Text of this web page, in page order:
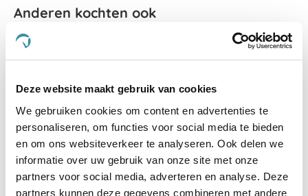
Deze website maakt gebruik van cookies
We gebruiken cookies om content en advertenties te
personaliseren, om functies voor social media te bieden
en om ons websiteverkeer te analyseren. Ook delen we
informatie over uw gebruik van onze site met onze
partners voor social media, adverteren en analyse. Deze
partners kunnen deze gegevens combineren met andere
Anderen kochten ook